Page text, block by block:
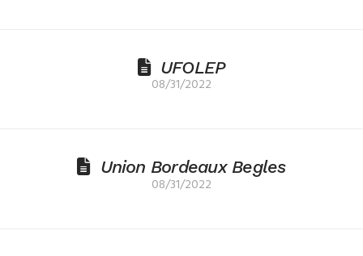
UFOLEP
08/31/2022
Union Bordeaux Begles
08/31/2022